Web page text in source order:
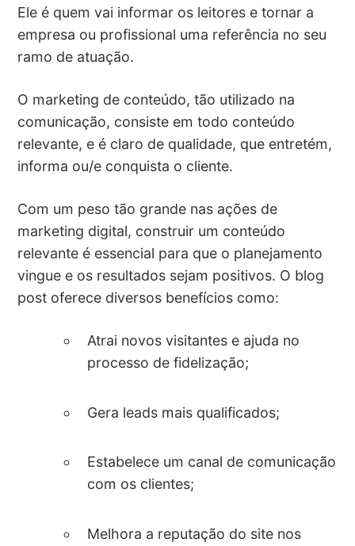
Ele é quem vai informar os leitores e tornar a
empresa ou profissional uma referência no seu
ramo de atuação.
O marketing de conteúdo, tão utilizado na
comunicação, consiste em todo conteúdo
relevante, e é claro de qualidade, que entretém,
informa ou/e conquista o cliente.
Com um peso tão grande nas ações de
marketing digital, construir um conteúdo
relevante é essencial para que o planejamento
vingue e os resultados sejam positivos. O blog
post oferece diversos benefícios como:
Atrai novos visitantes e ajuda no
processo de fidelização;
Gera leads mais qualificados;
Estabelece um canal de comunicação
com os clientes;
Melhora a reputação do site nos